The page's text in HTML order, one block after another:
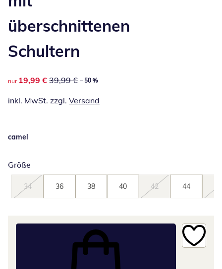
überschnittenen
Schultern
reduzierter Preis 19,99 €, vorheriger Preis: 39,99 €
nur 19,99 € 39,99 € – 50 %
inkl. MwSt. zzgl. Versand
camel
Größe
34 36 38 40 42 44